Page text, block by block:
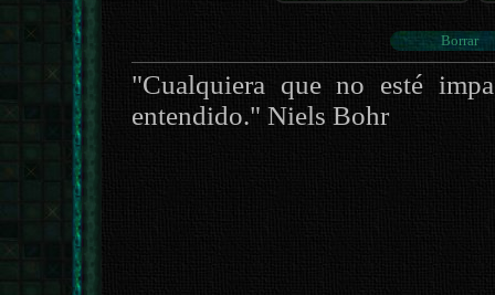
"Cualquiera que no esté
entendido." Niels Bohr